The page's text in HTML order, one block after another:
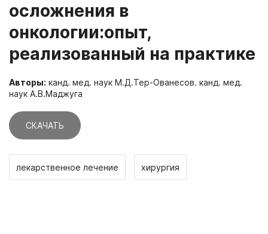
осложнения в
онкологии:опыт,
реализованный на практике
Авторы: канд. мед. наук М.Д.Тер-Ованесов. канд. мед.
наук А.В.Маджуга
СКАЧАТЬ
лекарственное лечение хирургия